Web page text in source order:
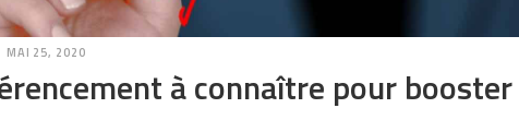
MAI 25, 2020
à connaître pour booster